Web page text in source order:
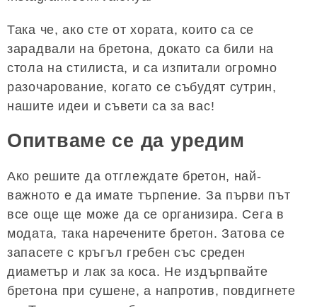
Така че, ако сте от хората, които са се
зарадвали на бретона, докато са били на
стола на стилиста, и са изпитали огромно
разочарование, когато се събудят сутрин,
нашите идеи и съвети са за вас!
Опитваме се да уредим
Ако решите да отглеждате бретон, най-
важното е да имате търпение. За първи път
все още ще може да се организира. Сега в
модата, така наречените бретон. Затова се
запасете с кръгъл гребен със среден
диаметър и лак за коса. Не издърпвайте
бретона при сушене, а напротив, повдигнете